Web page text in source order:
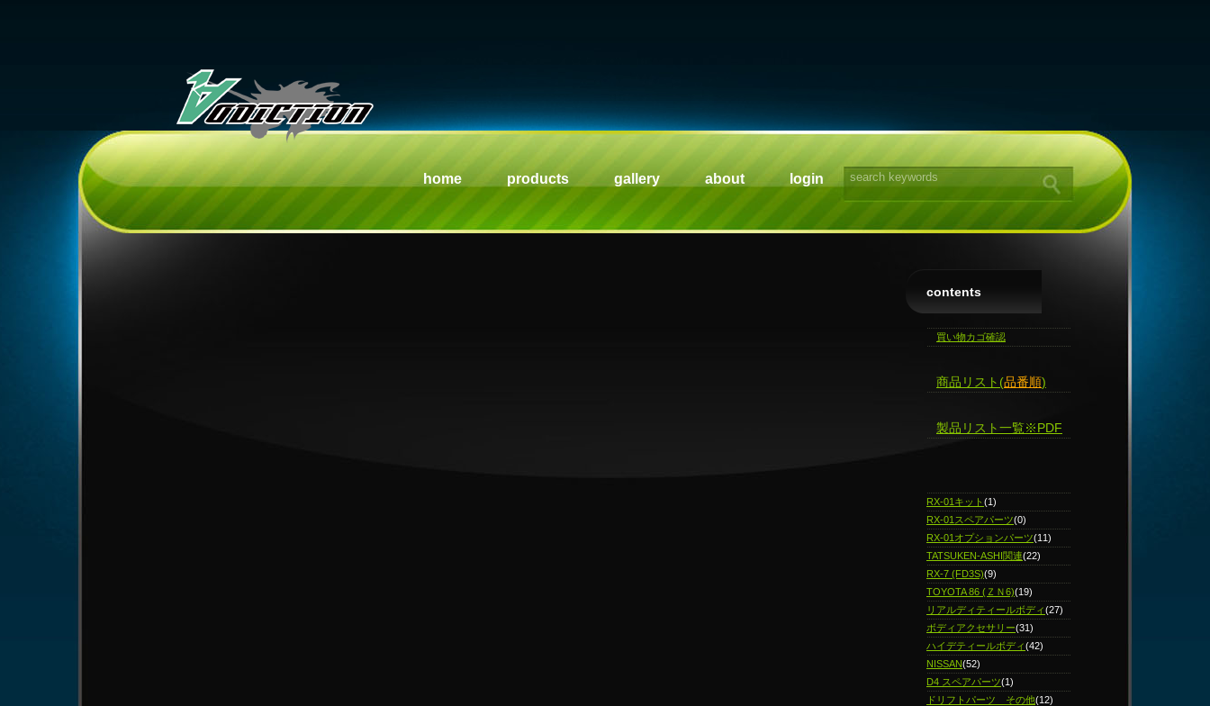
home products gallery about login
contents
買い物カゴ確認
商品リスト(品番順)
製品リスト一覧※PDF
RX-01キット (1)
RX-01スペアパーツ(0)
RX-01オプションパーツ(11)
TATSUKEN-ASHI関連(22)
RX-7 (FD3S)(9)
TOYOTA 86 (ＺＮ6)(19)
リアルディティールボディ(27)
ボディアクセサリー(31)
ハイデティールボディ(42)
NISSAN(52)
D4 スペアパーツ(1)
ドリフトパーツ その他(12)